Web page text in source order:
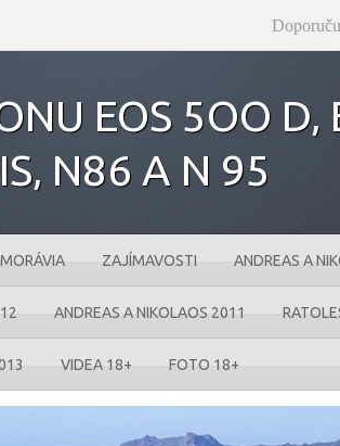
EOS 5OO D‚
N86 A N 95
ZAJÍMAVOSTI ANDREAS A
ANDREAS A NIKOLAOS 2011
VIDEA 18+ FOTO 18+